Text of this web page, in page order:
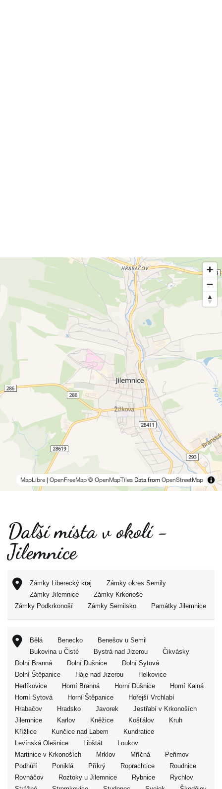
MapLibre OpenFreeMap © OpenMapTiles Data from OpenStreetMap
Další místa v okolí -
Jilemnice
Zámky Liberecký kraj
Zámky okres Semily
Zámky Jilemnice
Zámky Krkonoše
Zámky Podkrkonoší
Zámky Semilsko Památky Jilemnice
Bělá Benecko
Benešov u Semil
Bukovina u Čisté
Bystrá nad Jizerou
Čikvásky
Dolní Branná
Dolní Dušnice
Dolní Sytová
Dolní Štěpanice
Háje nad Jizerou
Helkovice
Herlíkovice
Horní Branná Horní Dušnice
Horní Kalná
Horní Sytová
Horní Štěpanice
Hořejší Vrchlabí
Hrabačov
Hradsko Javorek
Jestřabí v Krkonoších
Jilemnice
Karlov Kněžice Košťálov
Kruh
Křížlice
Kunčice nad Labem
Kundratice
Levínská Olešnice
Libštát
Loukov
Martinice v Krkonoších
Mrklov Mříčná
Peřimov
Podhůří
Poniklá Příkrý Roprachtice
Roudnice
Rovnáčov
Roztoky u Jilemnice Rybnice
Rychlov